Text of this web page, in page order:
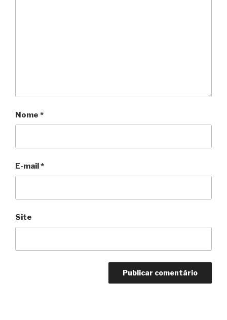
Nome *
E-mail*
Site